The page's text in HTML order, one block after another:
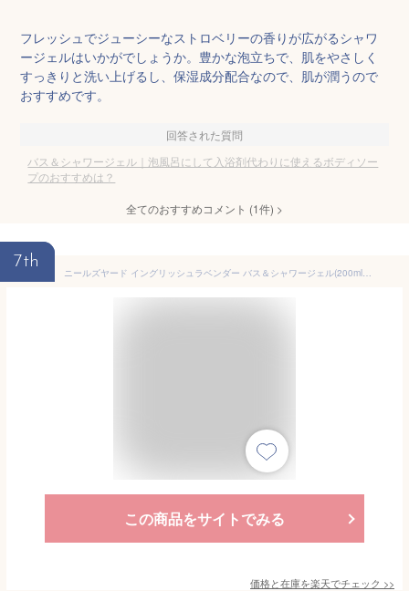
フレッシュでジューシーなストロベリーの香りが広がるシャワ
ージェルはいかがでしょうか。豊かな泡立ちで、肌をやさしく
すっきりと洗い上げるし、保湿成分配合なので、肌が潤うので
おすすめです。
回答された質問
バス＆シャワージェル｜泡風呂にして入浴剤代わりに使えるボディソー
プのおすすめは？
全てのおすすめコメント (1件) >
7th
ニールズヤード イングリッシュラベンダー バス＆シャワージェル(200ml)【ニールズヤード(Neal's Yard)】
この商品をサイトでみる
価格と在庫を楽天でチェック >>